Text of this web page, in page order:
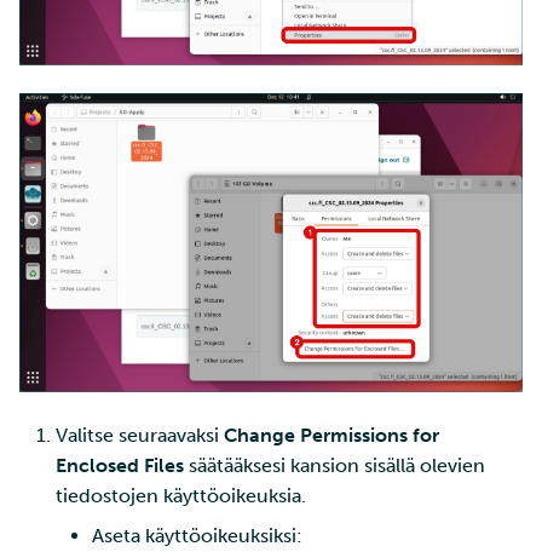
Valitse seuraavaksi Change Permissions for
Enclosed Files säätääksesi kansion sisällä olevien
tiedostojen käyttöoikeuksia.
Aseta käyttöoikeuksiksi: